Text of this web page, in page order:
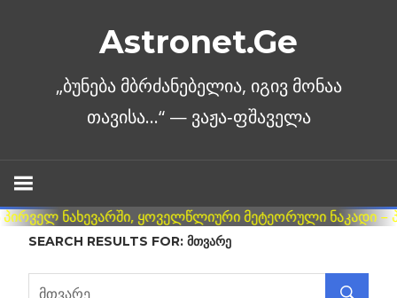
Astronet.Ge
SEARCH RESULTS FOR: ᲛᲗᲕᲐᲠᲔ